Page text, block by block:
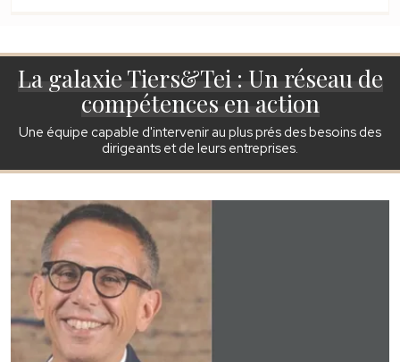
La galaxie Tiers&Tei : Un réseau de
compétences en action
Une équipe capable d'intervenir au plus prés des besoins des
dirigeants et de leurs entreprises.